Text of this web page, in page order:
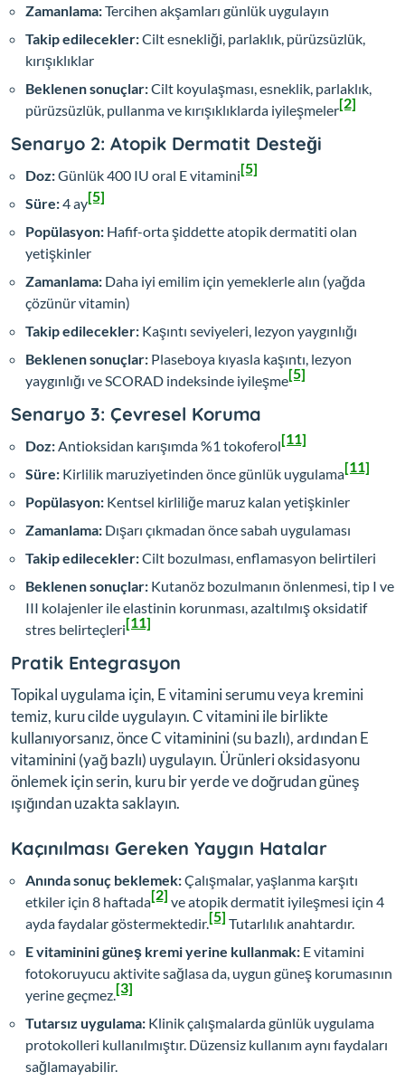
Zamanlama:Tercihen akşamları günlük uygulayın
Takip edilecekler:Cilt esnekliği, parlaklık, pürüzsüzlük,
kırışıklıklar
Beklenen sonuçlar:Cilt koyulaşması, esneklik, parlaklık,
pürüzsüzlük, pullanma ve kırışıklıklarda iyileşmeler[2]
Senaryo 2: Atopik Dermatit Desteği
Doz:Günlük 400 IU oral E vitamini[5]
Süre:4 ay[5]
Popülasyon: Hafif-orta şiddette atopik dermatiti olan
yetişkinler
Zamanlama: Daha iyi emilim için yemeklerle alın (yağda
çözünür vitamin)
Takip edilecekler: Kaşıntı seviyeleri, lezyon yaygınlığı
Beklenen sonuçlar: Plaseboya kıyasla kaşıntı, lezyon
yaygınlığı ve SCORAD indeksinde iyileşme[5]
Senaryo 3: Çevresel Koruma
Doz: Antioksidan karışımda %1 tokoferol[11]
Süre: Kirlilik maruziyetinden önce günlük uygulama[11]
Popülasyon: Kentsel kirliliğe maruz kalan yetişkinler
Zamanlama: Dışarı çıkmadan önce sabah uygulaması
Takip edilecekler:Cilt bozulması, enflamasyon belirtileri
Beklenen sonuçlar: Kutanöz bozulmanın önlenmesi, tip I ve
III kolajenler ile elastinin korunması, azaltılmış oksidatif
stres belirteçleri[11]
Pratik Entegrasyon
Topikal uygulama için, E vitamini serumu veya kremini
temiz, kuru cilde uygulayın. C vitamini ile birlikte
kullanıyorsanız, önce C vitaminini (su bazlı), ardından E
vitaminini (yağ bazlı) uygulayın. Ürünleri oksidasyonu
önlemek için serin, kuru bir yerde ve doğrudan güneş
ışığından uzakta saklayın.
Kaçınılması Gereken Yaygın Hatalar
Anında sonuç beklemek:Çalışmalar, yaşlanma karşıtı
etkiler için 8 haftada[2] ve atopik dermatit iyileşmesi için 4
ayda faydalar göstermektedir.[5] Tutarlılık anahtardır.
E vitaminini güneş kremi yerine kullanmak: E vitamini
fotokoruyucu aktivite sağlasa da, uygun güneş korumasının
yerine geçmez.[3]
Tutarsız uygulama: Klinik çalışmalarda günlük uygulama
protokolleri kullanılmıştır. Düzensiz kullanım aynı faydaları
sağlamayabilir.